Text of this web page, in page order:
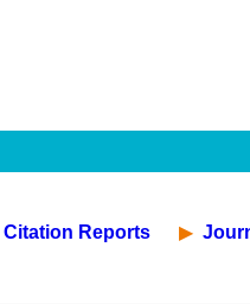
Reports